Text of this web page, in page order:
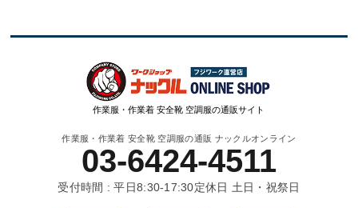
作業服・作業着 安全靴 空調服の通販サイト
作業服・作業着 安全靴 空調服の通販 ナックルオンライン
03-6424-4511
受付時間 : 平日8:30-17:30定休日 土日・祝祭日